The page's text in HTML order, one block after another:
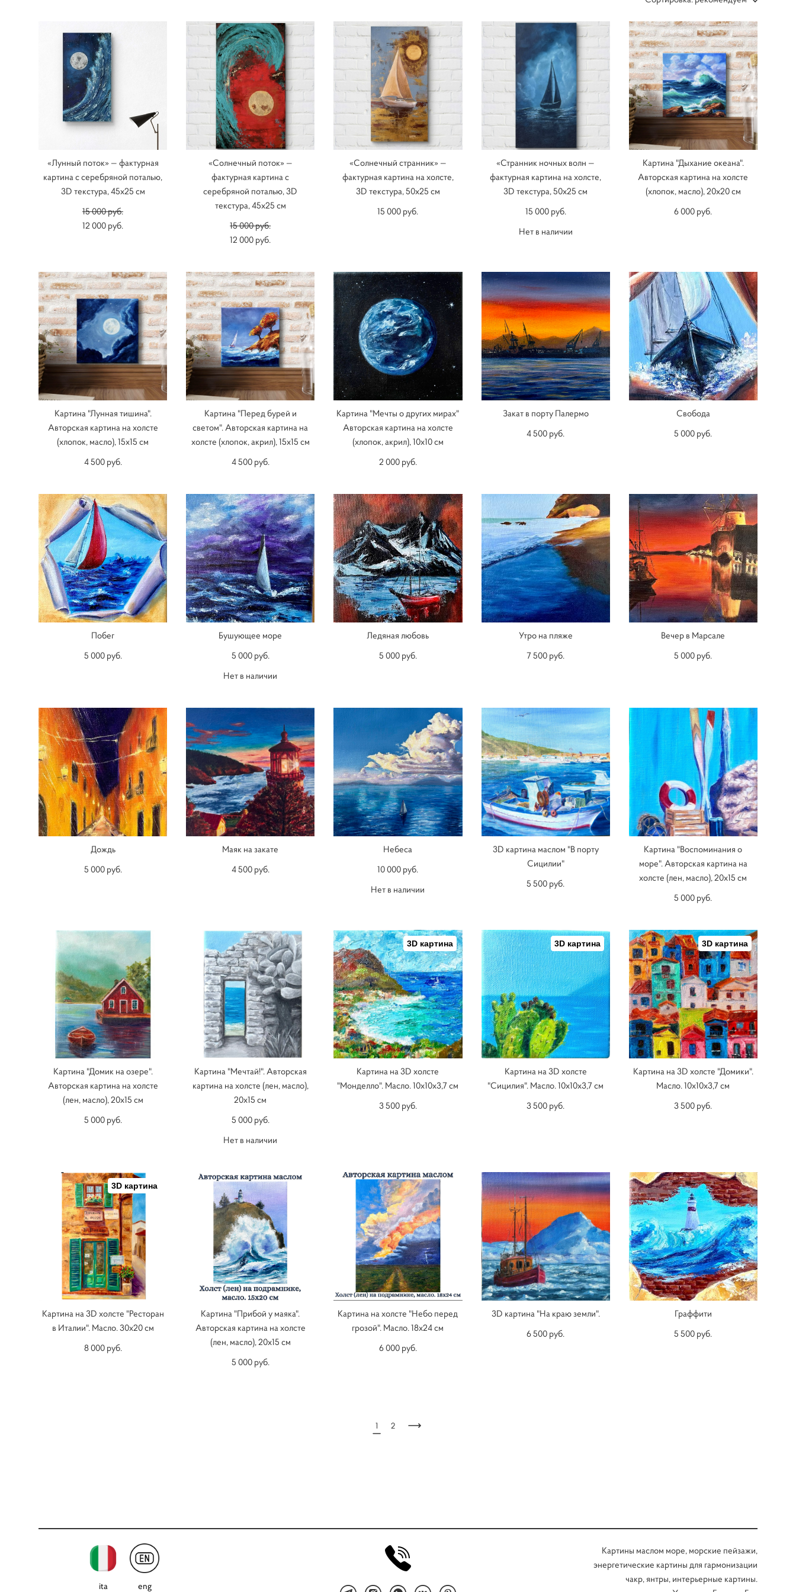
«Лунный поток» — фактурная
картина с серебряной поталью,
3D текстура, 45x25 см
15 000 pуб.
12 000 pуб.
«Солнечный поток» —
фактурная картина с
серебряной поталью, 3D
текстура, 45x25 см
15 000 pуб.
12 000 pуб.
«Солнечный странник» —
фактурная картина на холсте,
3D текстура, 50x25 см
15 000 pуб.
«Странник ночных волн —
фактурная картина на холсте,
3D текстура, 50x25 см
15 000 pуб.
Нет в наличии
Картина "Дыхание океана".
Авторская картина на холсте
(хлопок, масло), 20х20 см
6 000 pуб.
Картина "Лунная тишина".
Авторская картина на холсте
(хлопок, масло), 15х15 см
4 500 pуб.
Картина "Перед бурей и
светом". Авторская картина на
холсте (хлопок, акрил), 15х15 см
4 500 pуб.
Картина "Мечты о других мирах"
Авторская картина на холсте
(хлопок, акрил), 10х10 см
2 000 pуб.
Закат в порту Палермо
4 500 pуб.
Свобода
5 000 pуб.
Побег
5 000 pуб.
Бушующее море
5 000 pуб.
Нет в наличии
Ледяная любовь
5 000 pуб.
Утро на пляже
7 500 pуб.
Вечер в Марсале
5 000 pуб.
Дождь
5 000 pуб.
Маяк на закате
4 500 pуб.
Небеса
10 000 pуб.
Нет в наличии
3D картина маслом "В порту
Сицилии"
5 500 pуб.
Картина "Воспоминания о
море". Авторская картина на
холсте (лен, масло), 20х15 см
5 000 pуб.
Картина "Домик на озере".
Авторская картина на холсте
(лен, масло), 20х15 см
5 000 pуб.
Картина "Мечтай!". Авторская
картина на холсте (лен, масло),
20х15 см
5 000 pуб.
Нет в наличии
3D картина
Картина на 3D холсте
"Монделло". Масло. 10х10х3,7 см
3 500 pуб.
3D картина
Картина на 3D холсте
"Сицилия". Масло. 10х10х3,7 см
3 500 pуб.
3D картина
Картина на 3D холсте "Домики".
Масло. 10х10х3,7 см
3 500 pуб.
3D картина
Картина на 3D холсте "Ресторан
в Италии". Масло. 30х20 см
8 000 pуб.
Картина "Прибой у маяка".
Авторская картина на холсте
(лен, масло), 20х15 см
5 000 pуб.
Картина на холсте "Небо перед
грозой". Масло. 18х24 см
6 000 pуб.
3D картина "На краю земли".
6 500 pуб.
Граффити
5 500 pуб.
1 2
ita eng
Картины маслом море, морские пейзажи,
энергетические картины для гармонизации
чакр, янтры, интерьерные картины.